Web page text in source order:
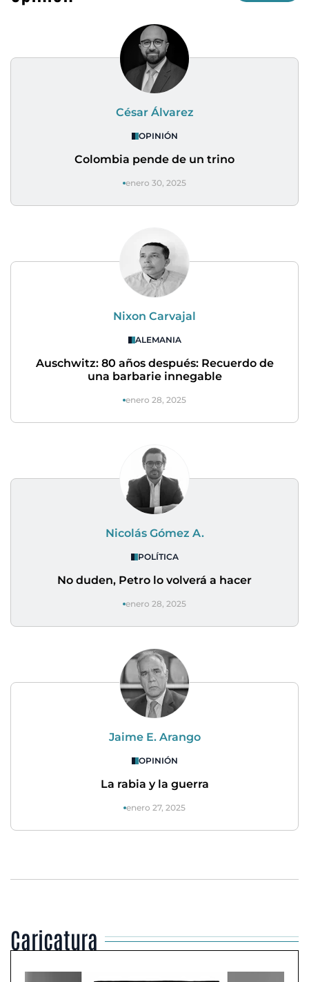
César Álvarez
OPINIÓN
Colombia pende de un trino
enero 30, 2025
Nixon Carvajal
ALEMANIA
Auschwitz: 80 años después: Recuerdo de
una barbarie innegable
enero 28, 2025
Nicolás Gómez A.
POLÍTICA
No duden, Petro lo volverá a hacer
enero 28, 2025
Jaime E. Arango
OPINIÓN
La rabia y la guerra
enero 27, 2025
Caricatura